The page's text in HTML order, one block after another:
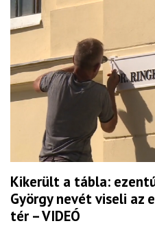
Kikerült a tábla:
György nevét viseli
tér – VIDEÓ